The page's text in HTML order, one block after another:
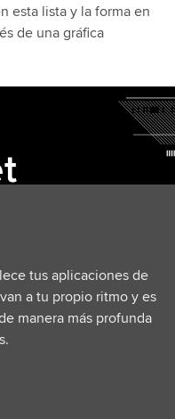
esta lista y la forma en
de una gráfica
tus aplicaciones de
a tu propio ritmo y es
manera más profunda